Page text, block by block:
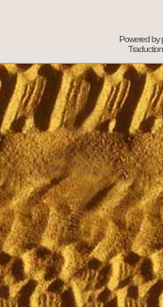
Powered by